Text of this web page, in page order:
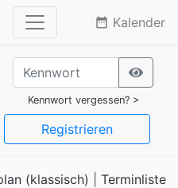
date_range Kalender
Kennwort vergessen? >
Registrieren
(klassisch) Terminliste